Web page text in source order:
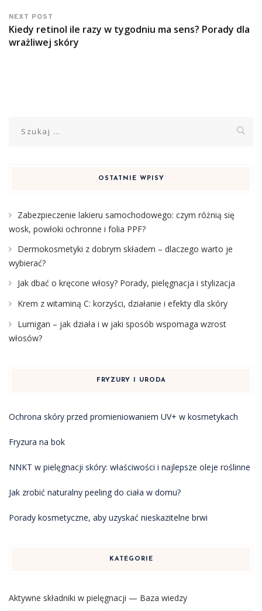
NEXT POST
Kiedy retinol ile razy w tygodniu ma sens? Porady dla
wrażliwej skóry
OSTATNIE WPISY
Zabezpieczenie lakieru samochodowego: czym różnią się
wosk, powłoki ochronne i folia PPF?
Dermokosmetyki z dobrym składem – dlaczego warto je
wybierać?
Jak dbać o kręcone włosy? Porady, pielęgnacja i stylizacja
Krem z witaminą C: korzyści, działanie i efekty dla skóry
Lumigan – jak działa i w jaki sposób wspomaga wzrost
włosów?
FRYZURY I URODA
Ochrona skóry przed promieniowaniem UV+ w kosmetykach
Fryzura na bok
NNKT w pielęgnacji skóry: właściwości i najlepsze oleje roślinne
Jak zrobić naturalny peeling do ciała w domu?
Porady kosmetyczne, aby uzyskać nieskazitelne brwi
KATEGORIE
Aktywne składniki w pielęgnacji — Baza wiedzy